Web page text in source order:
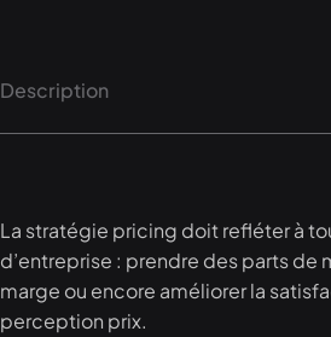
Description
La stratégie pricing doit refléter à
d’entreprise : prendre des parts de
marge ou encore améliorer la
perception prix.